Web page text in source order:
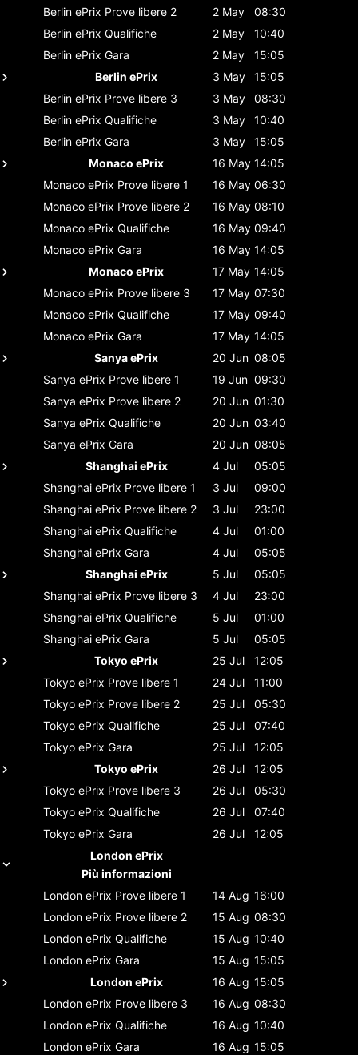
Berlin ePrix Prove libere 2 2 May
08:30
Berlin ePrix Qualifiche 2 May
10:40
Berlin ePrix Gara 2 May
15:05
Berlin ePrix
3 May
15:05
Berlin ePrix Prove libere 3 3 May
08:30
Berlin ePrix Qualifiche 3 May
10:40
Berlin ePrix Gara 3 May
15:05
Monaco ePrix
16 May 14:05
Monaco ePrix Prove libere 1 16 May 06:30
Monaco ePrix Prove libere 2 16 May 08:10
Monaco ePrix Qualifiche 16 May 09:40
Monaco ePrix Gara 16 May 14:05
Monaco ePrix
17 May 14:05
Monaco ePrix Prove libere 3 17 May 07:30
Monaco ePrix Qualifiche 17 May 09:40
Monaco ePrix Gara 17 May 14:05
Sanya ePrix
20 Jun 08:05
Sanya ePrix Prove libere 1 19 Jun 09:30
Sanya ePrix Prove libere 2 20 Jun 01:30
Sanya ePrix Qualifiche 20 Jun 03:40
Sanya ePrix Gara 20 Jun 08:05
Shanghai ePrix
4 Jul
05:05
Shanghai ePrix Prove libere 1 3 Jul
09:00
Shanghai ePrix Prove libere 2 3 Jul
23:00
Shanghai ePrix Qualifiche 4 Jul
01:00
Shanghai ePrix Gara 4 Jul
05:05
Shanghai ePrix
5 Jul
05:05
Shanghai ePrix Prove libere 3 4 Jul
23:00
Shanghai ePrix Qualifiche 5 Jul
01:00
Shanghai ePrix Gara 5 Jul
05:05
Tokyo ePrix
25 Jul
12:05
Tokyo ePrix Prove libere 1 24 Jul
11:00
Tokyo ePrix Prove libere 2 25 Jul
05:30
Tokyo ePrix Qualifiche 25 Jul
07:40
Tokyo ePrix Gara 25 Jul
12:05
Tokyo ePrix
26 Jul
12:05
Tokyo ePrix Prove libere 3 26 Jul
05:30
Tokyo ePrix Qualifiche 26 Jul
07:40
Tokyo ePrix Gara 26 Jul
12:05
London ePrix
Più informazioni
London ePrix Prove libere 1 14 Aug 16:00
London ePrix Prove libere 2 15 Aug 08:30
London ePrix Qualifiche 15 Aug 10:40
London ePrix Gara 15 Aug 15:05
London ePrix
16 Aug 15:05
London ePrix Prove libere 3 16 Aug 08:30
London ePrix Qualifiche 16 Aug 10:40
London ePrix Gara 16 Aug 15:05